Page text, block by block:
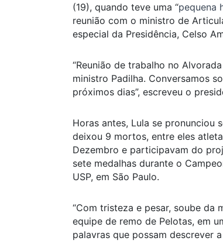
(19), quando teve uma “pequena
reunião com o ministro de
especial da Presidência, Celso
“Reunião de trabalho no
ministro Padilha. Conversamos
próximos dias”, escreveu o
Horas antes, Lula se pronunciou
deixou 9 mortos, entre eles
Dezembro e participavam do
sete medalhas durante o
USP, em São Paulo.
“Com tristeza e pesar, soube da
equipe de remo de Pelotas, em
palavras que possam descrever